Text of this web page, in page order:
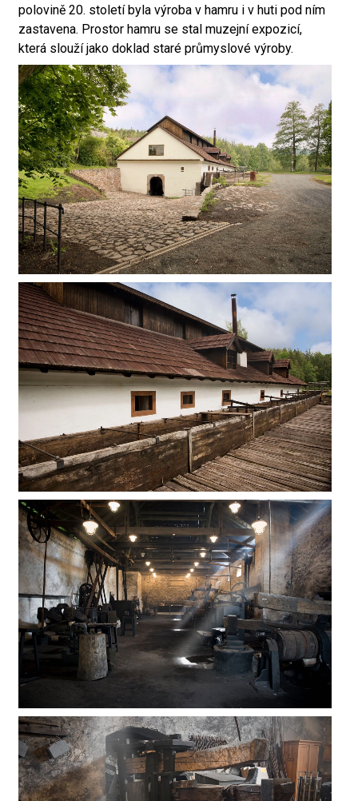
polovině 20. století byla výroba v hamru i v huti pod ním
zastavena. Prostor hamru se stal muzejní expozicí,
která slouží jako doklad staré průmyslové výroby.